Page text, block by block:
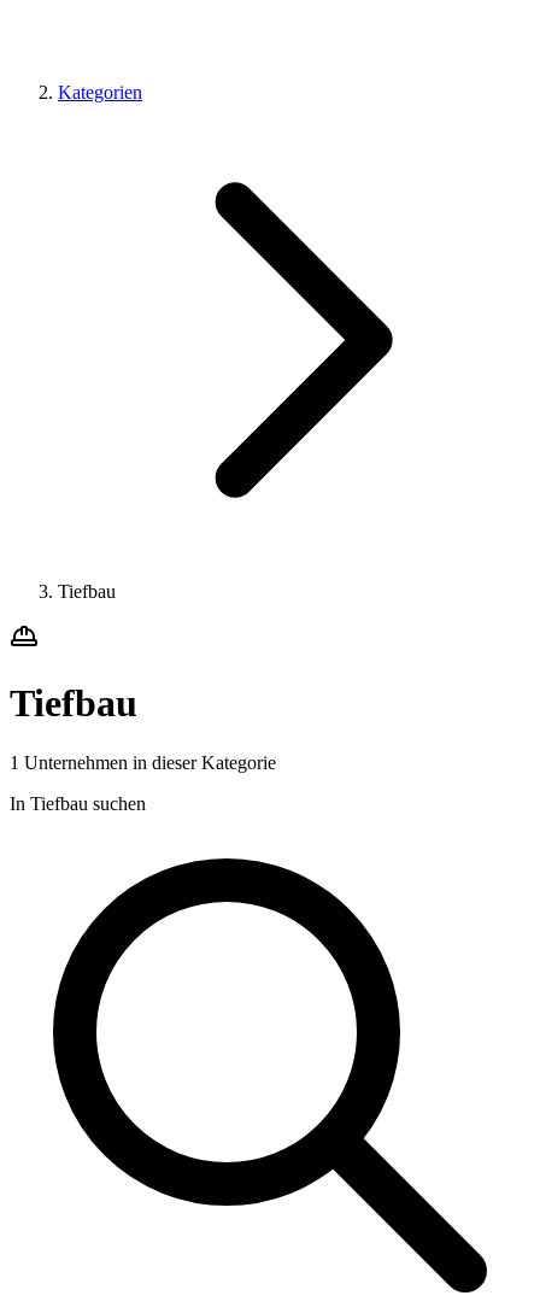
Kategorien
Tiefbau
Tiefbau
1 Unternehmen in dieser Kategorie
In Tiefbau suchen